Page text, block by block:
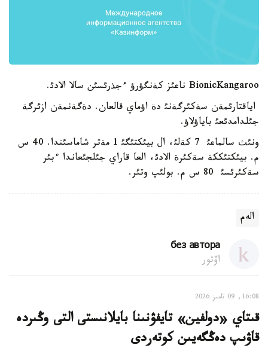
BionicKangaroo ناعئز كةنگؤرؤ ءجذرئسئن سالا الادئ.
اياقتارئمةن سةكئرگةنئ دة اؤماي قالعان. دةگةنمةن ازئرگة
جئلدامدئعئ باياؤلاؤ.
ونئث سالماعئ 7 كةلئ، ال بيئكتئگئ 1 مةتر شاماسئندا. 40 س
م. بيئكتئككة سةكئرة الادئ، العا قاراي جئلجئعاندا ءبئر
سةكئرئسئ 80 س م. بولئپ وتئر.
الەم
без автора
اۆتور
16:08, 09 تامىز 2026
قىتاي «دولفين» تايفۋنىنا بايلانىستى التى وڭىردە
قاۋىپ دەڭگەيىن كوتەردى